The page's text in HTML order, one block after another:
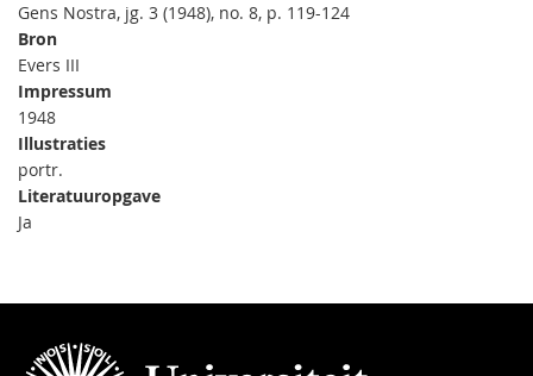
Gens Nostra, jg. 3 (1948), no. 8, p. 119-124
Bron
Evers III
Impressum
1948
Illustraties
portr.
Literatuuropgave
Ja